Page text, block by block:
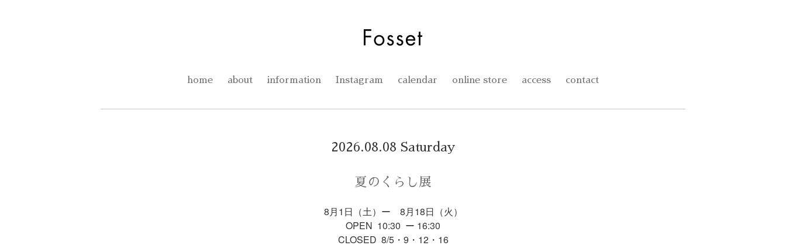
home about information Instagram calendar online store access contact
2026.08.08 Saturday
夏のくらし展
8月1日（土）ー 8月18日（火）
OPEN 10:30 ー 16:30
CLOSED 8/5・9・12・16